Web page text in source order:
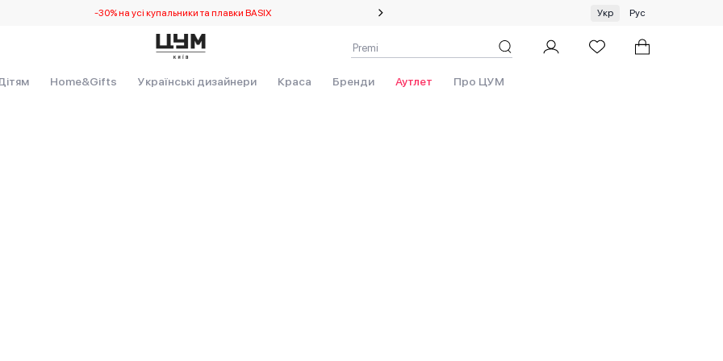
-30% на усі купальники та плавки BASIX Спеціальна пропозиція на одяг та хустки ЦУМ by GUNIA
Укр Рус
Home&Gifts Українські дизайнери Краса Бренди Аутлет Про ЦУМ